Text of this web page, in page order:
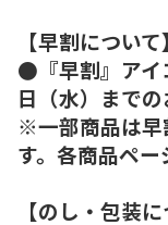
【早割について】
●『早割』アイ
日（水）までの
※一部商品は早
す。各商品ペー
【のし・包装に